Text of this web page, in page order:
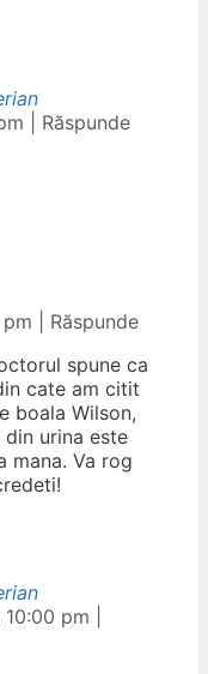
Răspunde
Răspunde
spune ca
cate am citit
boala Wilson,
urina este
mana. Va rog
pm